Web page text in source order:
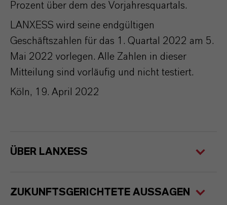
Prozent über dem des Vorjahresquartals.
LANXESS wird seine endgültigen
Geschäftszahlen für das 1. Quartal 2022 am 5.
Mai 2022 vorlegen. Alle Zahlen in dieser
Mitteilung sind vorläufig und nicht testiert.
Köln, 19. April 2022
ÜBER LANXESS
ZUKUNFTSGERICHTETE AUSSAGEN